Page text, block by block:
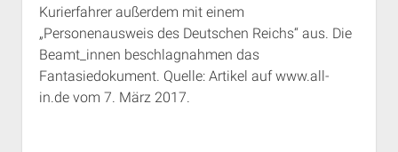
RSS-Feeds, Twitter & Facebook
Bibliothek
Kontakt & PGP-Key
Kurierfahrer außerdem mit einem
„Personenausweis des Deutschen Reichs“ aus. Die
Beamt_innen beschlagnahmen das
Fantasiedokument. Quelle: Artikel auf www.all-
in.de vom 7. März 2017.